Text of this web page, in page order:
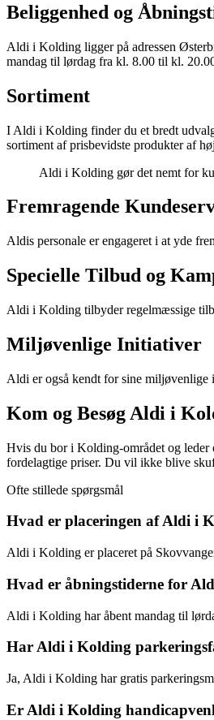
Beliggenhed og
Aldi i Kolding ligger på adressen
mandag til lørdag fra kl. 8.00 til kl.
Sortiment
I Aldi i Kolding finder du et bredt
sortiment af prisbevidste produkter af
Aldi i Kolding gør det nemt for
Fremragende
Aldis personale er engageret i at yde
Specielle Tilbud og
Aldi i Kolding tilbyder regelmæssige
Miljøvenlige Initiativer
Aldi er også kendt for sine miljøvenlige
Kom og Besøg Aldi i
Hvis du bor i Kolding-området og leder
fordelagtige priser. Du vil ikke blive
Ofte stillede spørgsmål
Hvad er placeringen af Aldi i
Aldi i Kolding er placeret på
Hvad er åbningstiderne for
Aldi i Kolding har åbent mandag til
Har Aldi i Kolding
Ja, Aldi i Kolding har gratis
Er Aldi i Kolding